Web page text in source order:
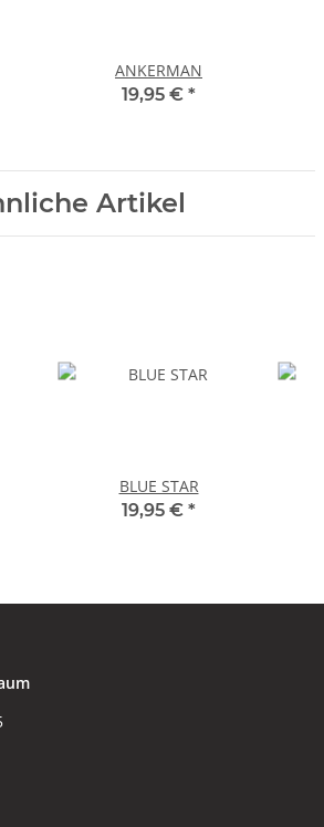
ANKERMAN
19,95 € *
Artikel
BLUE STAR
19,95 € *